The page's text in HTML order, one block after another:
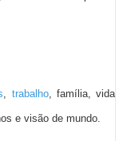
trabalho, família, vida
e visão de mundo.